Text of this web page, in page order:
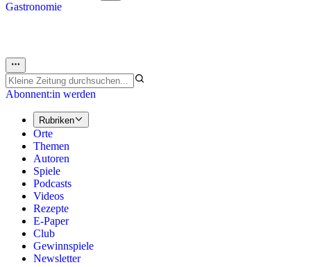
Gastronomie
Abonnent:in werden
Rubriken
Orte
Themen
Autoren
Spiele
Podcasts
Videos
Rezepte
E-Paper
Club
Gewinnspiele
Newsletter